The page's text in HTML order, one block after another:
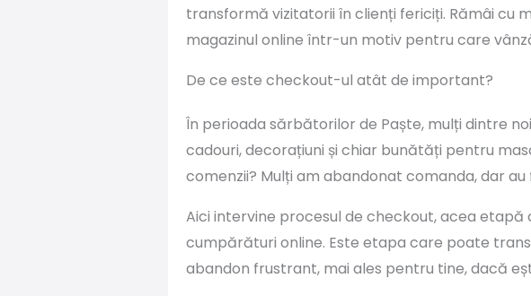
transformă vizitatorii în clienți fericiți. Rămâi cu
magazinul online într-un motiv pentru care
De ce este checkout-ul atât de important?
În perioada sărbătorilor de Paște, mulți dintre
cadouri, decorațiuni și chiar bunătăți pentru
comenzii? Mulți am abandonat comanda, dar
Aici intervine procesul de checkout, acea
cumpărături online. Este etapa care poate
abandon frustrant, mai ales pentru tine, dacă